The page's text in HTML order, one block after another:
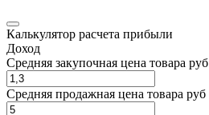
Калькулятор расчета прибыли
Доход
Средняя закупочная цена товара руб
Средняя продажная цена товара руб